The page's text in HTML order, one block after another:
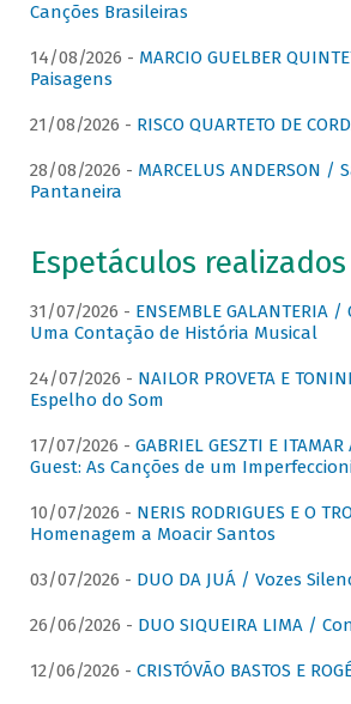
Canções Brasileiras
14/08/2026 - MARCIO GUELBER
Paisagens
21/08/2026 - RISCO QUARTETO DE
28/08/2026 - MARCELUS ANDERSON /
Pantaneira
Espetáculos realizados
31/07/2026 - ENSEMBLE GALANTERIA
Uma Contação de História Musical
24/07/2026 - NAILOR PROVETA E
Espelho do Som
17/07/2026 - GABRIEL GESZTI E
Guest: As Canções de um
10/07/2026 - NERIS RODRIGUES E O
Homenagem a Moacir Santos
03/07/2026 - DUO DA JUÁ / Vozes
26/06/2026 - DUO SIQUEIRA LIMA /
12/06/2026 - CRISTÓVÃO BASTOS E